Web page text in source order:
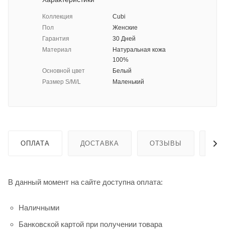
Коллекция
Cubi
Пол
Женские
Гарантия
30 Дней
Материал
Натуральная кожа
100%
Основной цвет
Белый
Размер S/M/L
Маленький
ОПЛАТА ДОСТАВКА ОТЗЫВЫ
В данный момент на сайте доступна оплата:
Наличными
Банковской картой при получении товара